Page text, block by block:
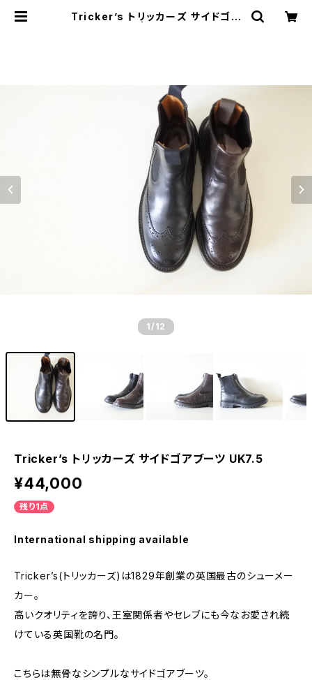
Tricker’s トリッカーズ サイドゴア
1 /12
Tricker’s トリッカーズ サイドゴアブーツ UK7.5
¥44,000
残り1点
International shipping available
Tricker’s(トリッカーズ)は1829年創業の英国最古のシューメー
カー。
高いクオリティを誇り、王室関係者やセレブにも今なお愛され続
けている英国靴の名門。
こちらは無骨なシンプルなサイドゴアブーツ。